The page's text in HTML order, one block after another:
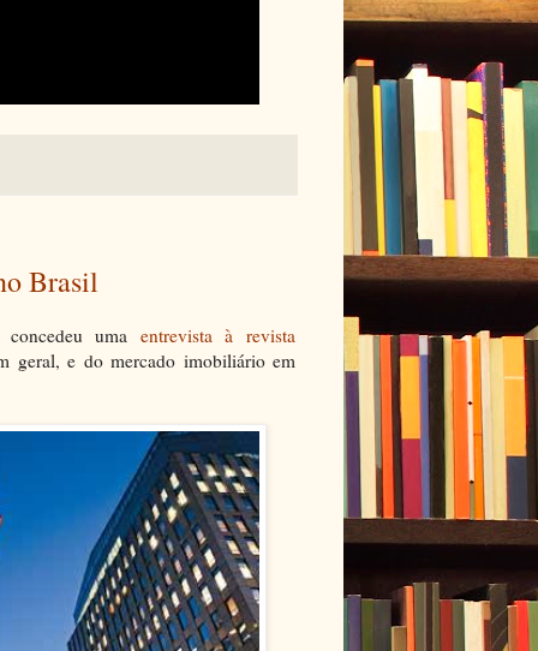
Brasil
uma entrevista à revista
geral, e do mercado imobiliário em